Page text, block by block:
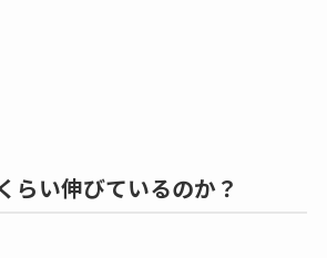
らい伸びているのか？